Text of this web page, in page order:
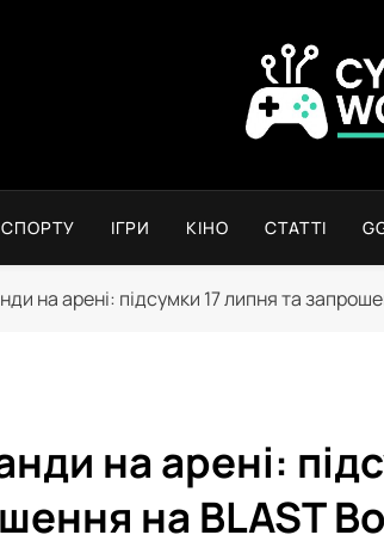
Сyber
ІГРИ КІНО СТАТТІ
на арені: підсумки 17 липня та
на арені:
на BLAST